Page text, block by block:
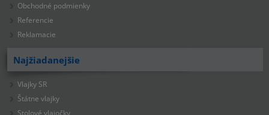
Obchodné podmienky
Referencie
Reklamacie
Najžiadanejšie
Vlajky SR
Štátne vlajky
Stolové vlajočky